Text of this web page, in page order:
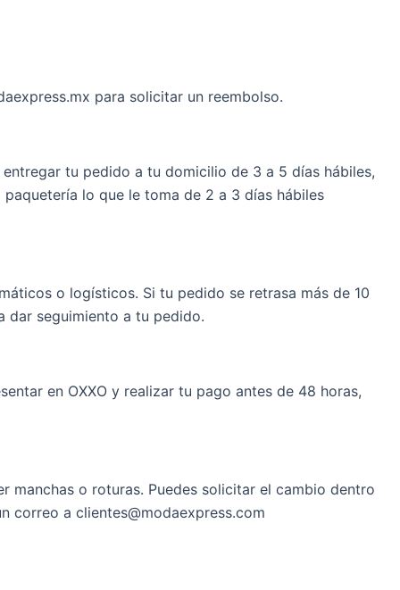
para solicitar un reembolso.
tu pedido a tu domicilio de 3 a 5 días hábiles,
lo que le toma de 2 a 3 días hábiles
o logísticos. Si tu pedido se retrasa más de 10
dar seguimiento a tu pedido.
en OXXO y realizar tu pago antes de 48 horas,
manchas o roturas. Puedes solicitar el cambio dentro
correo a clientes@modaexpress.com